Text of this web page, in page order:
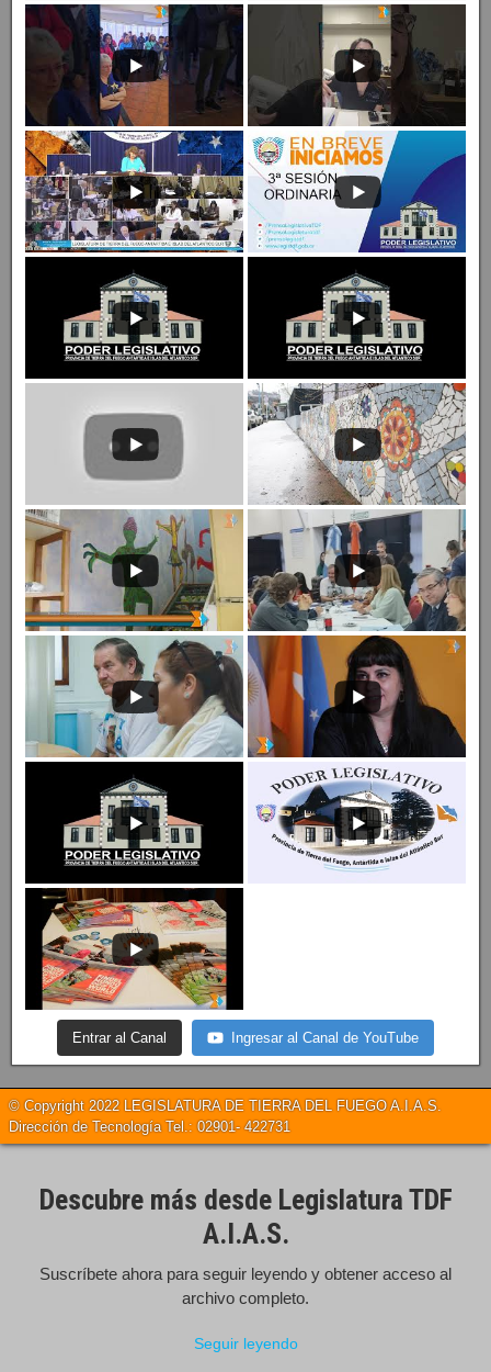
Entrar al Canal Ingresar al Canal de YouTube
© Copyright 2022 LEGISLATURA DE TIERRA DEL FUEGO A.I.A.S.
Dirección de Tecnología Tel.: 02901- 422731
Descubre más desde Legislatura TDF
A.I.A.S.
Suscríbete ahora para seguir leyendo y obtener acceso al
archivo completo.
Seguir leyendo